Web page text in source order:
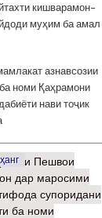
кишварамон–
муҳим ба амал
азнавсозии
номи Қаҳрамони
нави тоҷик
Пешвои
дар маросими
супоридани
ба номи